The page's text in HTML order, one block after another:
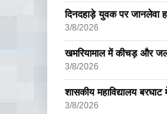
दिनदहाड़े युवक पर जानलेवा
3/8/2026
खमरियामाल में कीचड़ और
3/8/2026
शासकीय महाविद्यालय
3/8/2026